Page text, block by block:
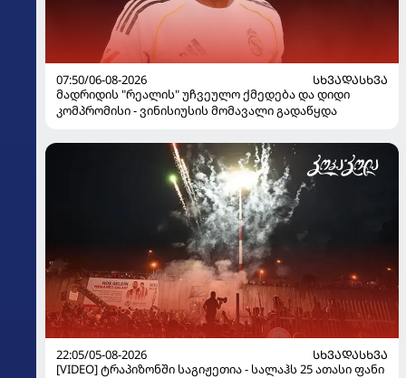
07:50/06-08-2026
ᲡᲮᲕᲐᲓᲐᲡᲮᲕᲐ
მადრიდის "რეალის" უჩვეულო ქმედება და დიდი
კომპრომისი - ვინისიუსის მომავალი გადაწყდა
22:05/05-08-2026
ᲡᲮᲕᲐᲓᲐᲡᲮᲕᲐ
[VIDEO] ტრაპიზონში საგიჟეთია - სალაჰს 25 ათასი ფანი